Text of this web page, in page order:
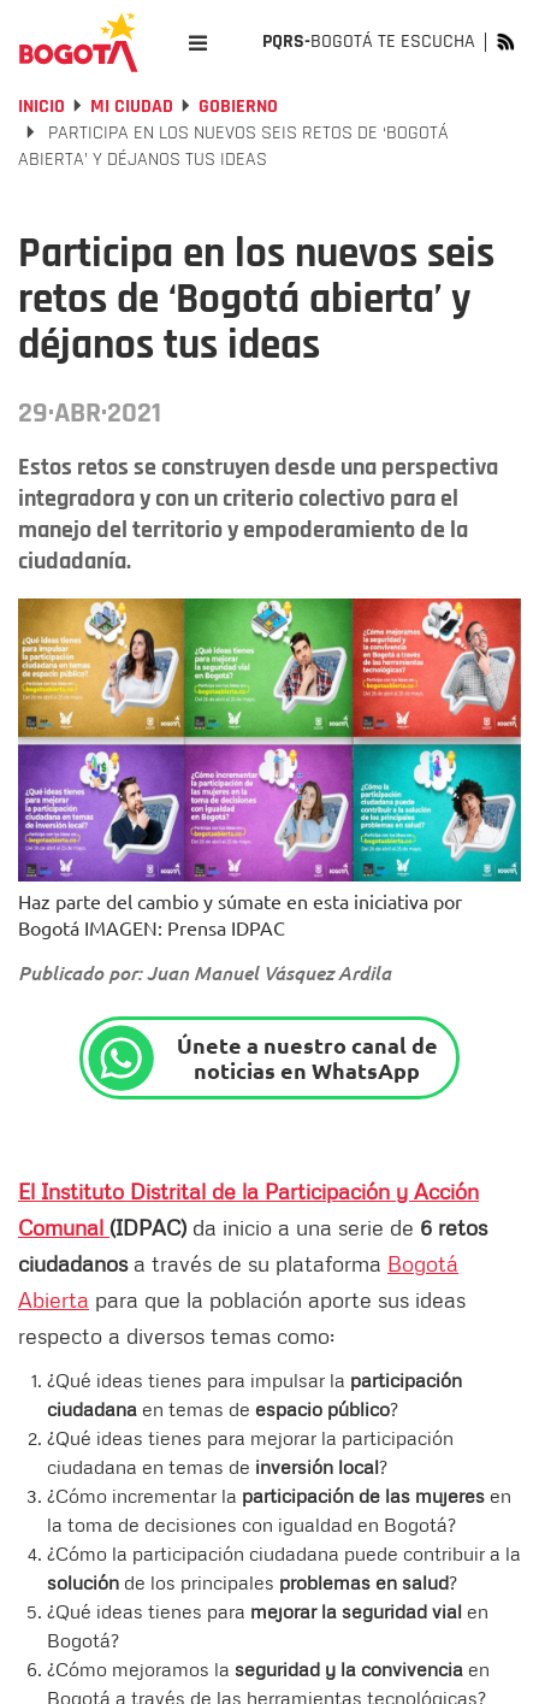
PQRS-BOGOTÁ TE ESCUCHA
INICIO MI CIUDAD
GOBIERNO
PARTICIPA EN LOS NUEVOS SEIS RETOS DE ‘BOGOTÁ
ABIERTA’ Y DÉJANOS TUS IDEAS
Participa en los nuevos seis
retos de ‘Bogotá abierta’ y
déjanos tus ideas
29·ABR·2021
Estos retos se construyen desde una perspectiva
integradora y con un criterio colectivo para el
manejo del territorio y empoderamiento de la
ciudadanía.
Haz parte del cambio y súmate en esta iniciativa por
Bogotá IMAGEN: Prensa IDPAC
Publicado por: Juan Manuel Vásquez Ardila
Únete a nuestro canal de
noticias en WhatsApp
El Instituto Distrital de la Participación y Acción
Comunal (IDPAC) da inicio a una serie de 6 retos
ciudadanosa través de su plataforma Bogotá
Abierta para que la población aporte sus ideas
respecto a diversos temas como:
¿Qué ideas tienes para impulsar la participación
ciudadana en temas de espacio público?
¿Qué ideas tienes para mejorar la participación
ciudadana en temas de inversión local?
¿Cómo incrementar la participación de las mujeres en
la toma de decisiones con igualdad en Bogotá?
¿Cómo la participación ciudadana puede contribuir a la
solución de los principales problemas en salud?
¿Qué ideas tienes para mejorar la seguridad vial en
Bogotá?
¿Cómo mejoramos la seguridad y la convivencia en
Bogotá a través de las herramientas tecnológicas?